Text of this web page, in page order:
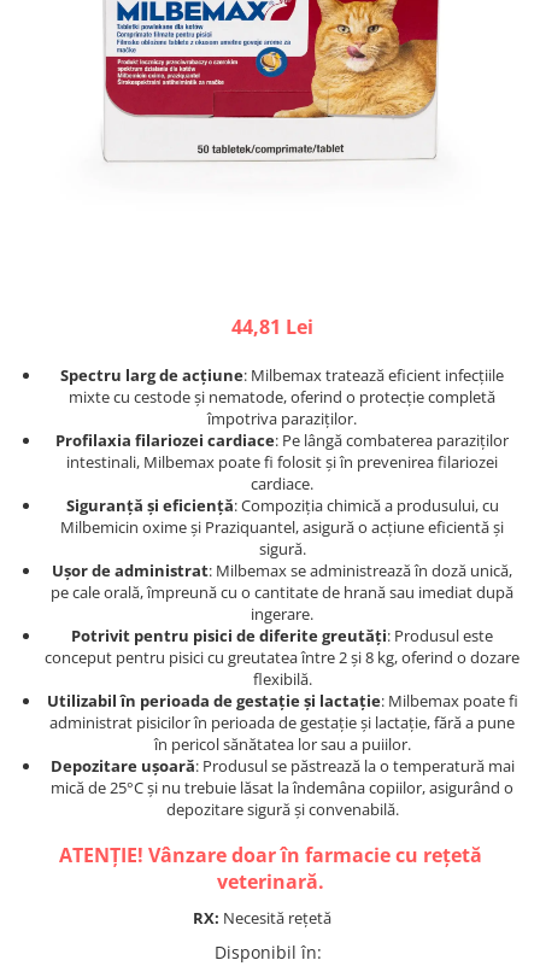
Afecțiuni hepatice
Afecțiuni neurologice
Afecțiuni oftalmice
Afecțiuni oncologice
Afecțiuni renale și urinare
Hrană umedă
Hrană uscată
Recompense și snack-uri
Igienă orală
Șampoane și balsamuri
Afecțiuni hepatice
Afecțiuni neurologice
Afecțiuni oftalmice
Afecțiuni oncologice
Afecțiuni respiratorii
Hrană umedă
Hrană uscată
Așternut Tofu / Nisip
Igienă orală
Șampoane și balsamuri
44,81 Lei
Spectru larg de acțiune: Milbemax tratează eficient infecțiile
mixte cu cestode și nematode, oferind o protecție completă
împotriva paraziților.
Profilaxia filariozei cardiace: Pe lângă combaterea paraziților
intestinali, Milbemax poate fi folosit și în prevenirea filariozei
cardiace.
Siguranță și eficiență: Compoziția chimică a produsului, cu
Milbemicin oxime și Praziquantel, asigură o acțiune eficientă și
sigură.
Ușor de administrat: Milbemax se administrează în doză unică,
pe cale orală, împreună cu o cantitate de hrană sau imediat după
ingerare.
Potrivit pentru pisici de diferite greutăți: Produsul este
conceput pentru pisici cu greutatea între 2 și 8 kg, oferind o dozare
flexibilă.
Utilizabil în perioada de gestație și lactație: Milbemax poate fi
administrat pisicilor în perioada de gestație și lactație, fără a pune
în pericol sănătatea lor sau a puiilor.
Depozitare ușoară: Produsul se păstrează la o temperatură mai
mică de 25°C și nu trebuie lăsat la îndemâna copiilor, asigurând o
depozitare sigură și convenabilă.
ATENȚIE! Vânzare doar în farmacie cu rețetă
veterinară.
RX: Necesită rețetă
Disponibil în: